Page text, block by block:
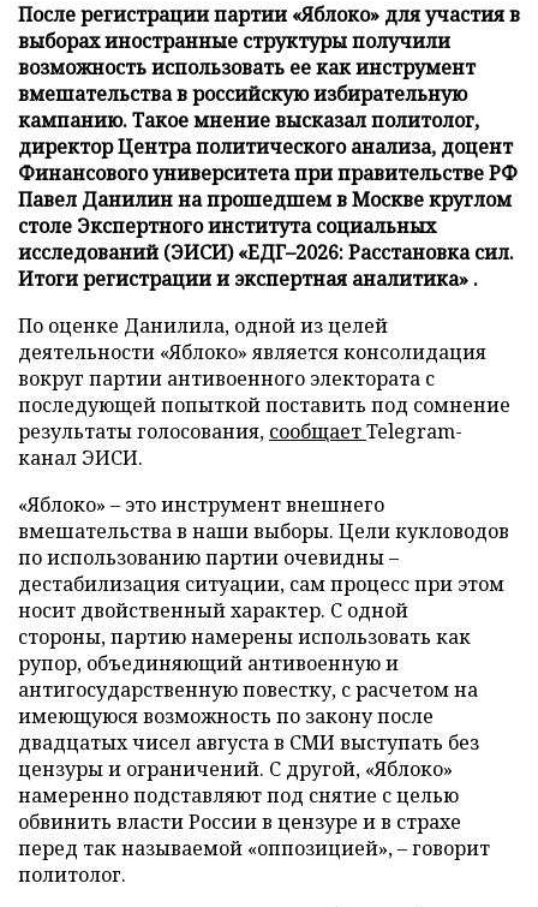
После регистрации партии «Яблоко» для участия в
выборах иностранные структуры получили
возможность использовать ее как инструмент
вмешательства в российскую избирательную
кампанию. Такое мнение высказал политолог,
директор Центра политического анализа, доцент
Финансового университета при правительстве РФ
Павел Данилин на прошедшем в Москве круглом
столе Экспертного института социальных
исследований (ЭИСИ) «ЕДГ–2026: Расстановка сил.
Итоги регистрации и экспертная аналитика» .
По оценке Данилила, одной из целей
деятельности «Яблоко» является консолидация
вокруг партии антивоенного электората с
последующей попыткой поставить под сомнение
результаты голосования, сообщаетTelegram-
канал ЭИСИ.
«Яблоко» – это инструмент внешнего
вмешательства в наши выборы. Цели кукловодов
по использованию партии очевидны –
дестабилизация ситуации, сам процесс при этом
носит двойственный характер. С одной
стороны, партию намерены использовать как
рупор, объединяющий антивоенную и
антигосударственную повестку, с расчетом на
имеющуюся возможность по закону после
двадцатых чисел августа в СМИ выступать без
цензуры и ограничений. С другой, «Яблоко»
намеренно подставляют под снятие с целью
обвинить власти России в цензуре и в страхе
перед так называемой «оппозицией», – говорит
политолог.